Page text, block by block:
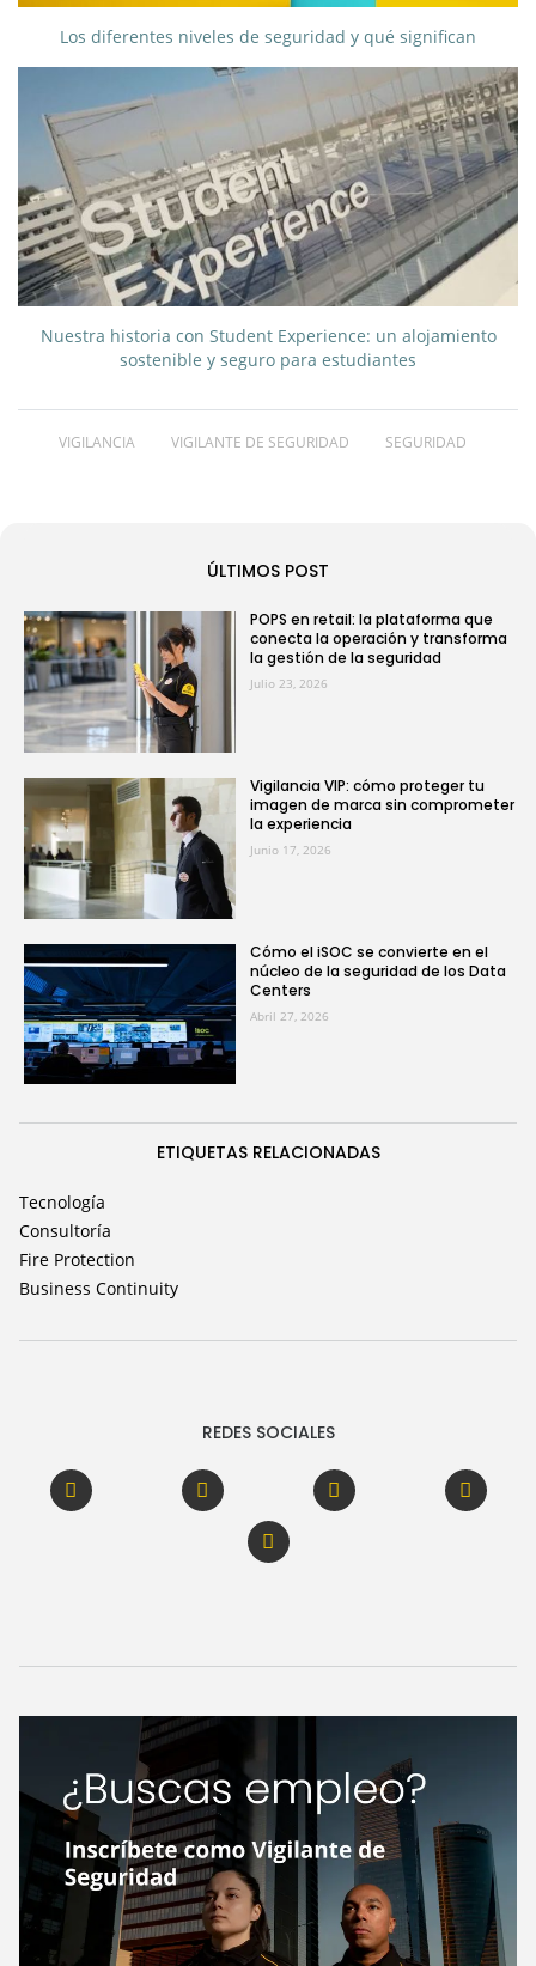
Los diferentes niveles de seguridad y qué significan
Nuestra historia con Student Experience: un alojamiento
sostenible y seguro para estudiantes
VIGILANCIA VIGILANTE DE SEGURIDAD SEGURIDAD
ÚLTIMOS POST
POPS en retail: la plataforma que
conecta la operación y transforma
la gestión de la seguridad
Julio 23, 2026
Vigilancia VIP: cómo proteger tu
imagen de marca sin comprometer
la experiencia
Junio 17, 2026
Cómo el iSOC se convierte en el
núcleo de la seguridad de los Data
Centers
Abril 27, 2026
ETIQUETAS RELACIONADAS
Tecnología
Consultoría
Fire Protection
Business Continuity
REDES SOCIALES